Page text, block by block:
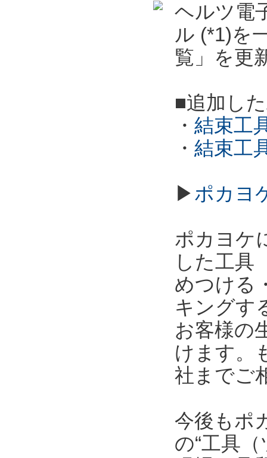
ヘルツ電
ル (*1)を
覧」を更
■追加し
・ 結束工
・ 結束工
▶ポカヨ
ポカヨケ
した工具
めつける
キングす
お客様の
けます。
社までご
今後もポ
の“工具